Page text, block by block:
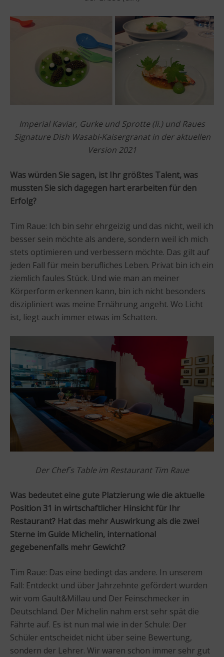
Imperial Kaviar, Gurke und Sprotte (li.) und Raues
Signature Dish Wasabi-Kaisergranat in der aktuellen
Version 2021
Was würden Sie sagen, ist Ihr größtes Talent, was
mussten Sie sich dagegen hart erarbeiten für den
Erfolg?
Tim Raue: Ich bin sehr ehrgeizig und das nicht, weil ich
besser sein möchte als andere, sondern weil ich mich
stets optimieren und verbessern möchte. Das gilt auf
jeden Fall für mein berufliches Leben. Privat bin ich ein
ziemlich faules Stück. Und wie man an meiner
Körperform erkennen kann, bin ich nicht besonders
diszipliniert was meine Ernährung angeht. Wo Licht
ist, liegt auch immer etwas im Schatten.
Der Chef´s Table im Restaurant Tim Raue
Was bedeutet eine gute Platzierung wie die aktuelle
Position 31 in wirtschaftlicher Hinsicht für Ihr
Restaurant? Hat das mehr Auswirkung als die zwei
Sterne im Guide Michelin, international
gegebenenfalls mehr Gewicht?
Tim Raue: Das eine bedingt das andere. In unserem
Fall: Entdeckt und über Jahrzehnte gefördert wurden
wir vom Gault&Millau und Der Feinschmecker in
Deutschland. Der Michelin nahm erst sehr spät die
Fährte auf. Es ist nun mal wie in der Schule: Der
Schüler entscheidet nicht über seine Bewertung,
sondern der Lehrer. Wir waren schon immer sehr gut